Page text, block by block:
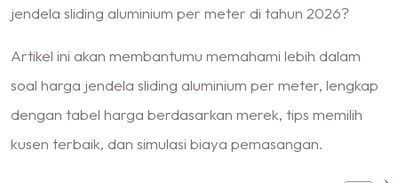
jendela sliding aluminium per meter di tahun 2026?
Artikel ini akan membantumu memahami lebih dalam
soal harga jendela sliding aluminium per meter, lengkap
dengan tabel harga berdasarkan merek, tips memilih
kusen terbaik, dan simulasi biaya pemasangan.